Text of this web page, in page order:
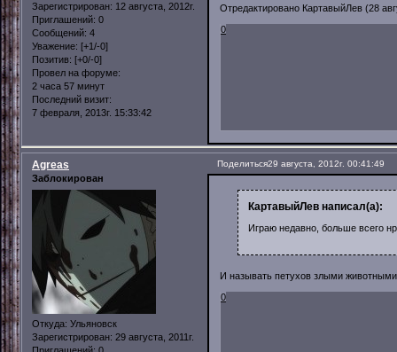
Зарегистрирован: 12 августа, 2012г.
Приглашений: 0
Сообщений: 4
Уважение: [+1/-0]
Позитив: [+0/-0]
Провел на форуме:
2 часа 57 минут
Последний визит:
7 февраля, 2013г. 15:33:42
Отредактировано КартавыйЛев (28
0
Поделиться29 августа, 2012г. 00:41:49
Agreas
Заблокирован
Откуда: Ульяновск
Зарегистрирован: 29 августа, 2011г.
КартавыйЛев написал(а):
Играю недавно, больше всего
И называть петухов злыми
0